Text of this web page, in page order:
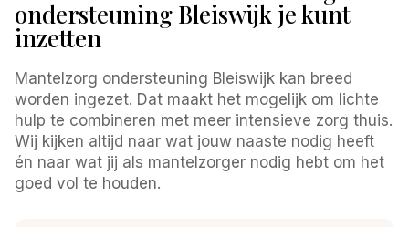
ondersteuning Bleiswijk je kunt
inzetten
Mantelzorg ondersteuning Bleiswijk kan breed
worden ingezet. Dat maakt het mogelijk om lichte
hulp te combineren met meer intensieve zorg thuis.
Wij kijken altijd naar wat jouw naaste nodig heeft
én naar wat jij als mantelzorger nodig hebt om het
goed vol te houden.